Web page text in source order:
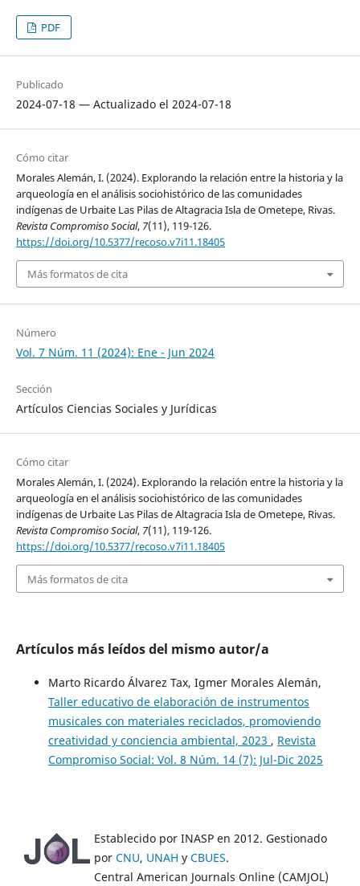
PDF
Publicado
2024-07-18 — Actualizado el 2024-07-18
Cómo citar
Morales Alemán, I. (2024). Explorando la relación entre la historia y la
arqueología en el análisis sociohistórico de las comunidades
indígenas de Urbaite Las Pilas de Altagracia Isla de Ometepe, Rivas.
Revista Compromiso Social, 7(11), 119-126.
https://doi.org/10.5377/recoso.v7i11.18405
Más formatos de cita
Número
Vol. 7 Núm. 11 (2024): Ene - Jun 2024
Sección
Artículos Ciencias Sociales y Jurídicas
Cómo citar
Morales Alemán, I. (2024). Explorando la relación entre la historia y la
arqueología en el análisis sociohistórico de las comunidades
indígenas de Urbaite Las Pilas de Altagracia Isla de Ometepe, Rivas.
Revista Compromiso Social, 7(11), 119-126.
https://doi.org/10.5377/recoso.v7i11.18405
Más formatos de cita
Artículos más leídos del mismo autor/a
Marto Ricardo Álvarez Tax, Igmer Morales Alemán,
Taller educativo de elaboración de instrumentos
musicales con materiales reciclados, promoviendo
creatividad y conciencia ambiental, 2023 , Revista
Compromiso Social: Vol. 8 Núm. 14 (7): Jul-Dic 2025
Establecido por INASP en 2012. Gestionado
por CNU, UNAH y CBUES.
Central American Journals Online (CAMJOL)